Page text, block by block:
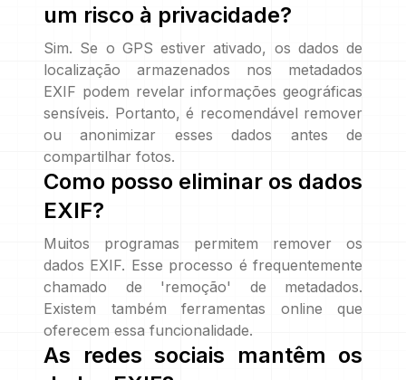
um risco à privacidade?
Sim. Se o GPS estiver ativado, os dados de
localização armazenados nos metadados
EXIF podem revelar informações geográficas
sensíveis. Portanto, é recomendável remover
ou anonimizar esses dados antes de
compartilhar fotos.
Como posso eliminar os dados
EXIF?
Muitos programas permitem remover os
dados EXIF. Esse processo é frequentemente
chamado de 'remoção' de metadados.
Existem também ferramentas online que
oferecem essa funcionalidade.
As redes sociais mantêm os